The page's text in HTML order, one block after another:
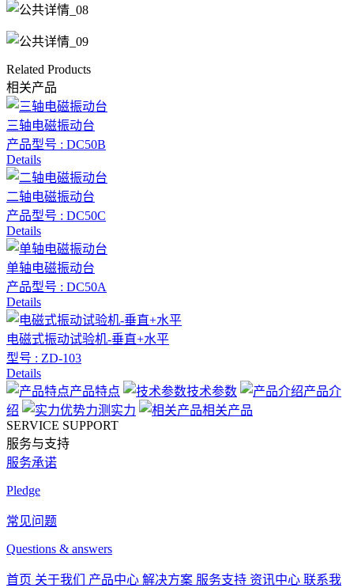
Related Products
相关产品
三轴电磁振动台
产品型号 : DC50B
Details
二轴电磁振动台
产品型号 : DC50C
Details
单轴电磁振动台
产品型号 : DC50A
Details
电磁式振动试验机-垂直+水平
型号 : ZD-103
Details
产品特点
技术参数
产品介
绍
力测实力
相关产品
SERVICE SUPPORT
服务与支持
服务承诺
Pledge
常见问题
Questions & answers
首页 关于我们 产品中心 解决方案 服务支持 资讯中心 联系我